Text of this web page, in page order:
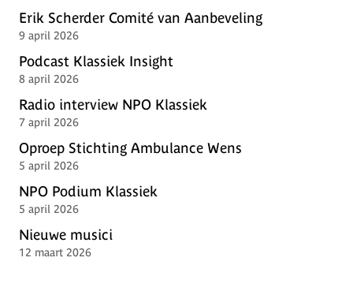
Erik Scherder Comité van Aanbeveling
9 april 2026
Podcast Klassiek Insight
8 april 2026
Radio interview NPO Klassiek
7 april 2026
Oproep Stichting Ambulance Wens
5 april 2026
NPO Podium Klassiek
5 april 2026
Nieuwe musici
12 maart 2026